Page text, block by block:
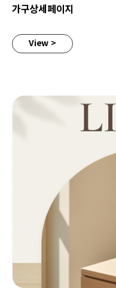
가구상세페이지
View >
가구상세페이지